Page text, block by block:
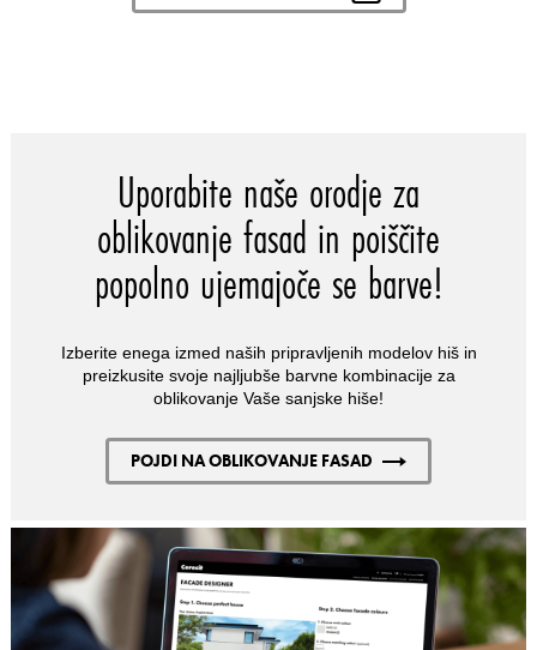
Uporabite naše orodje za
oblikovanje fasad in poiščite
popolno ujemajoče se barve!
Izberite enega izmed naših pripravljenih modelov hiš in
preizkusite svoje najljubše barvne kombinacije za
oblikovanje Vaše sanjske hiše!
POJDI NA OBLIKOVANJE FASAD